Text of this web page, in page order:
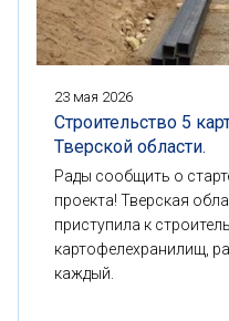
23 мая 2026
Строительство 5
Тверской области.
Рады сообщить о
проекта! Тверская
приступила к
картофелехранилищ,
каждый.